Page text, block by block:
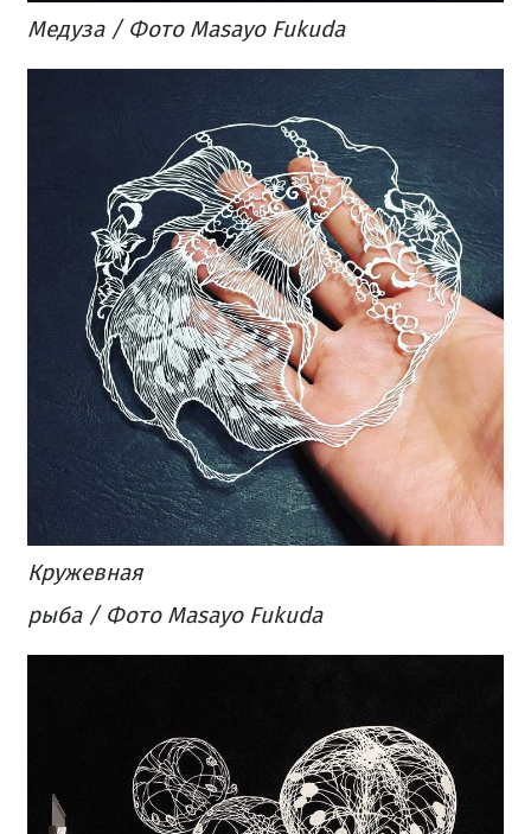
Медуза / Фото Masayo Fukuda
Кружевная
рыба / Фото Masayo Fukuda